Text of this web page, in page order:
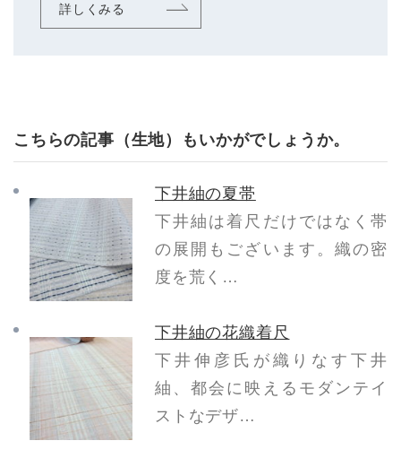
詳しくみる
こちらの記事（生地）もいかがでしょうか。
下井紬の夏帯
下井紬は着尺だけではなく帯
の展開もございます。織の密
度を荒く…
下井紬の花織着尺
下井伸彦氏が織りなす下井
紬、都会に映えるモダンテイ
ストなデザ…